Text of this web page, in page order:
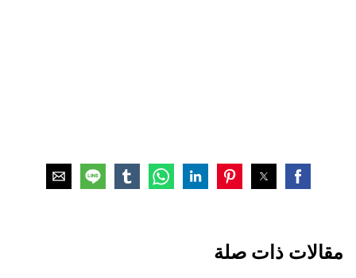
مقالات ذات صلة